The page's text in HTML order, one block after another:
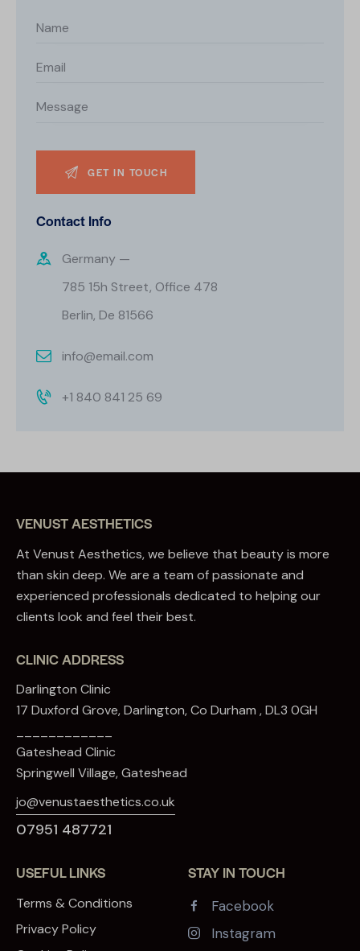
Contact Info
Germany —
785 15h Street, Office 478
Berlin, De 81566
info@email.com
+1 840 841 25 69
VENUST AESTHETICS
At Venust Aesthetics, we believe that beauty is more
than skin deep. We are a team of passionate and
experienced professionals dedicated to helping our
clients look and feel their best.
CLINIC ADDRESS
Darlington Clinic
17 Duxford Grove, Darlington, Co Durham , DL3 0GH
Gateshead Clinic
Springwell Village, Gateshead
jo@venustaesthetics.co.uk
07951 487721
USEFUL LINKS
Terms & Conditions
Privacy Policy
STAY IN TOUCH
Facebook
Instagram